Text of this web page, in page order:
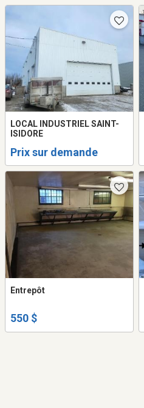
LOCAL INDUSTRIEL SAINT-
ISIDORE
Prix sur demande
Entrepôt
550 $